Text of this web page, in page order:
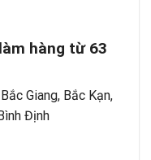
àm hàng từ 63
Giang, Bắc Kạn,
Định